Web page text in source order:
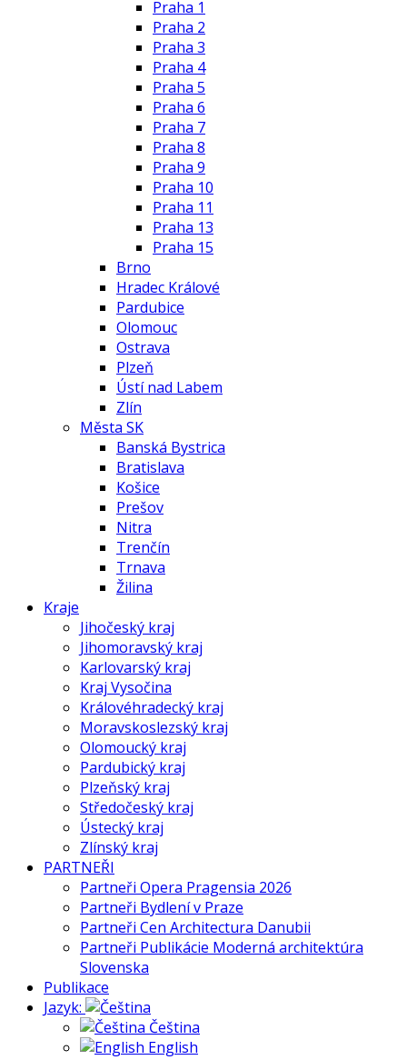
Praha 1
Praha 2
Praha 3
Praha 4
Praha 5
Praha 6
Praha 7
Praha 8
Praha 9
Praha 10
Praha 11
Praha 13
Praha 15
Brno
Hradec Králové
Pardubice
Olomouc
Ostrava
Plzeň
Ústí nad Labem
Zlín
Města SK
Banská Bystrica
Bratislava
Košice
Prešov
Nitra
Trenčín
Trnava
Žilina
Kraje
Jihočeský kraj
Jihomoravský kraj
Karlovarský kraj
Kraj Vysočina
Královéhradecký kraj
Moravskoslezský kraj
Olomoucký kraj
Pardubický kraj
Plzeňský kraj
Středočeský kraj
Ústecký kraj
Zlínský kraj
PARTNEŘI
Partneři Opera Pragensia 2026
Partneři Bydlení v Praze
Partneři Cen Architectura Danubii
Partneři Publikácie Moderná architektúra
Slovenska
Publikace
Jazyk:
Čeština
English